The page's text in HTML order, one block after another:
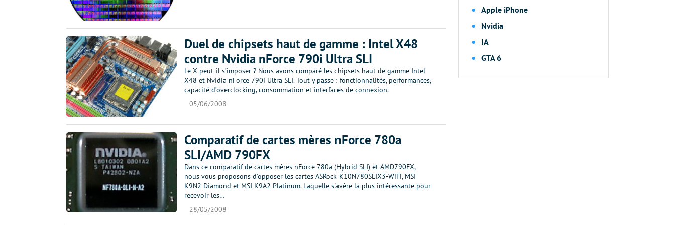
Duel de chipsets haut de gamme : Intel X48
contre Nvidia nForce 790i Ultra SLI
Le X peut-il s’imposer ? Nous avons comparé les chipsets haut de gamme Intel
X48 et Nvidia nForce 790i Ultra SLI. Tout y passe : fonctionnalités, performances,
capacité d’overclocking, consommation et interfaces de connexion.
05/06/2008
Comparatif de cartes mères nForce 780a
SLI/AMD 790FX
Dans ce comparatif de cartes mères nForce 780a (Hybrid SLI) et AMD790FX,
nous vous proposons d'opposer les cartes ASRock K10N780SLIX3-WiFi, MSI
K9N2 Diamond et MSI K9A2 Platinum. Laquelle s'avère la plus intéressante pour
recevoir les…
28/05/2008
Apple iPhone
Nvidia
IA
GTA 6